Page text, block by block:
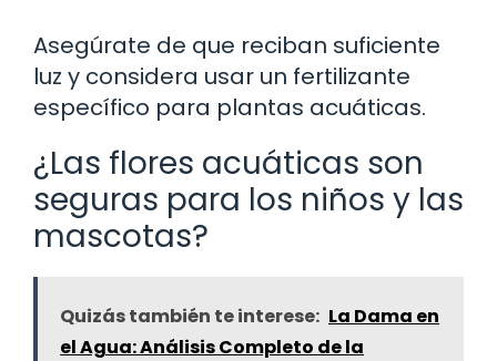
Asegúrate de que reciban suficiente
luz y considera usar un fertilizante
específico para plantas acuáticas.
¿Las flores acuáticas son
seguras para los niños y las
mascotas?
Quizás también te interese: La Dama en
el Agua: Análisis Completo de la